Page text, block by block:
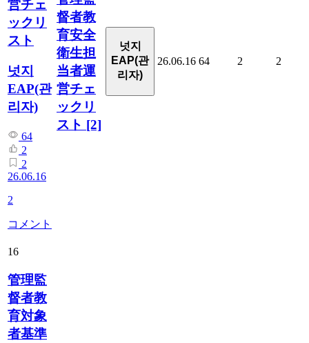
営チェ
ックリ
スト
넛지
EAP(관
리자)
64
2
2
26.06.16
2
コメント
督者教
育安全
衛生担
当者運
営チェ
ックリ
スト [2]
넛지
EAP(관
리자)
26.06.16 64 2 2
16
管理監
督者教
育対象
者基準